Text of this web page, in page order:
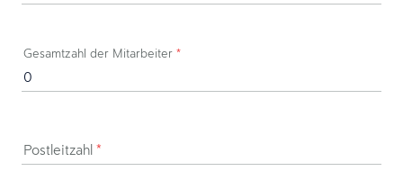
Gesamtzahl der Mitarbeiter *
Postleitzahl *